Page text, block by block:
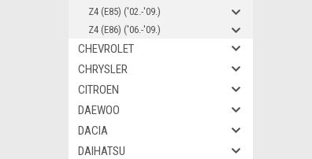
Z4 (E85) ('02.-'09.)
Z4 (E86) ('06.-'09.)
CHEVROLET
CHRYSLER
CITROEN
DAEWOO
DACIA
DAIHATSU